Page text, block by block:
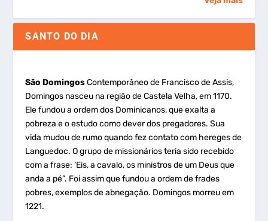
SANTO DO DIA
São DomingosContemporâneo de Francisco de Assis,
Domingos nasceu na região de Castela Velha, em 1170.
Ele fundou a ordem dos Dominicanos, que exalta a
pobreza e o estudo como dever dos pregadores. Sua
vida mudou de rumo quando fez contato com hereges de
Languedoc. O grupo de missionários teria sido recebido
com a frase: ‘Eis, a cavalo, os ministros de um Deus que
anda a pé”. Foi assim que fundou a ordem de frades
pobres, exemplos de abnegação. Domingos morreu em
1221.